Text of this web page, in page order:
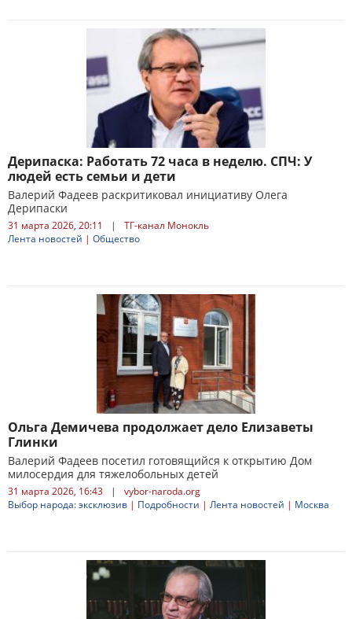
Дерипаска: Работать 72 часа в неделю. СПЧ: У
людей есть семьи и дети
Валерий Фадеев раскритиковал инициативу Олега
Дерипаски
31 марта 2026, 20:11 |
ТГ-канал Монокль
Лента новостей | Общество
Ольга Демичева продолжает дело Елизаветы
Глинки
Валерий Фадеев посетил готовящийся к открытию Дом
милосердия для тяжелобольных детей
31 марта 2026, 16:43 |
vybor-naroda.org
Выбор народа: эксклюзив | Подробности | Лента новостей | Москва